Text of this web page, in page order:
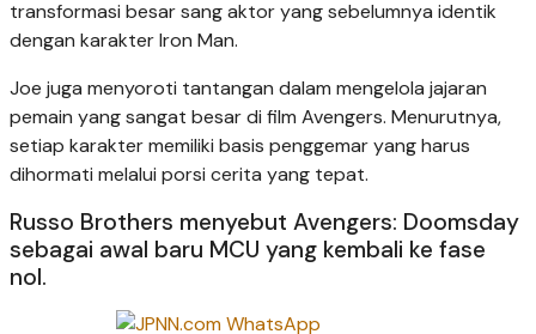
transformasi besar sang aktor yang sebelumnya identik
dengan karakter Iron Man.
Joe juga menyoroti tantangan dalam mengelola jajaran
pemain yang sangat besar di film Avengers. Menurutnya,
setiap karakter memiliki basis penggemar yang harus
dihormati melalui porsi cerita yang tepat.
Russo Brothers menyebut Avengers: Doomsday
sebagai awal baru MCU yang kembali ke fase
nol.